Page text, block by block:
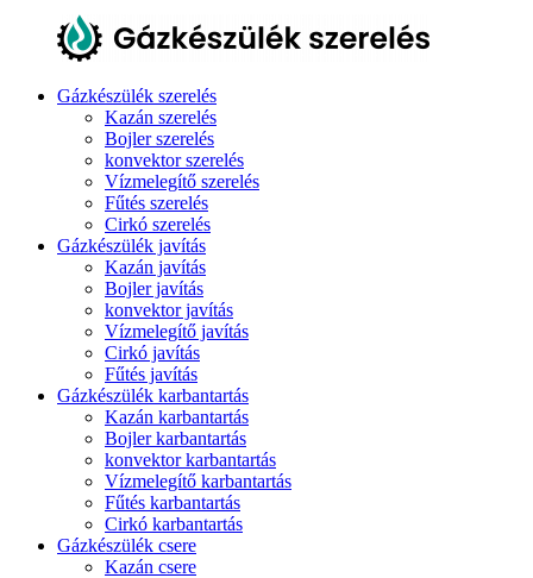
Gázkészülék szerelés
Kazán szerelés
Bojler szerelés
konvektor szerelés
Vízmelegítő szerelés
Fűtés szerelés
Cirkó szerelés
Gázkészülék javítás
Kazán javítás
Bojler javítás
konvektor javítás
Vízmelegítő javítás
Cirkó javítás
Fűtés javítás
Gázkészülék karbantartás
Kazán karbantartás
Bojler karbantartás
konvektor karbantartás
Vízmelegítő karbantartás
Fűtés karbantartás
Cirkó karbantartás
Gázkészülék csere
Kazán csere